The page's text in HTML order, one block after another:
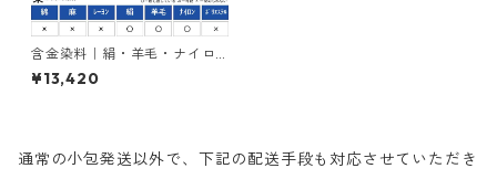
含金染料｜絹・羊毛・ナイロ
ンを染める｜500g｜アシドー
ルボールドＲＢ（深みのある
¥13,420
通常の小包発送以外で、下記の配送手段も対応させていただき